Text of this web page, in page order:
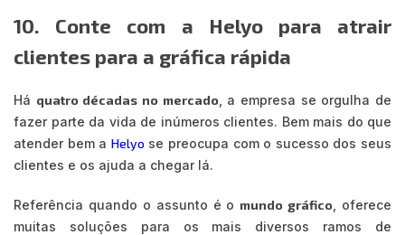
10. Conte com a Helyo para atrair
clientes para a gráfica rápida
Há quatro décadas no mercado, a empresa se orgulha de
fazer parte da vida de inúmeros clientes. Bem mais do que
atender bem a Helyo se preocupa com o sucesso dos seus
clientes e os ajuda a chegar lá.
Referência quando o assunto é o mundo gráfico , oferece
muitas soluções para os mais diversos ramos de